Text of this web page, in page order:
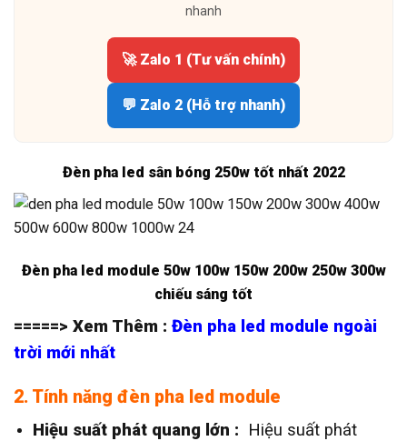
nhanh
🚀 Zalo 1 (Tư vấn chính)
💬 Zalo 2 (Hỗ trợ nhanh)
Đèn pha led sân bóng 250w tốt nhất 2022
Đèn pha led module 50w 100w 150w 200w 250w 300w
chiếu sáng tốt
=====> Xem Thêm : Đèn pha led module ngoài
trời mới nhất
2. Tính năng đèn pha led module
Hiệu suất phát quang lớn : Hiệu suất phát